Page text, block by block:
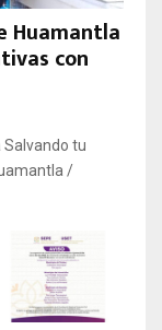
Huamantla
con
tu
/